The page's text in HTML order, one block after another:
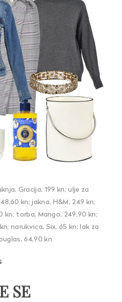
Gracija, 199 kn; ulje za
kn; jakna, H&M, 249 kn;
kn; torba, Mango, 249,90 kn;
narukvica, Six, 65 kn; lak za
64,90 kn
SE